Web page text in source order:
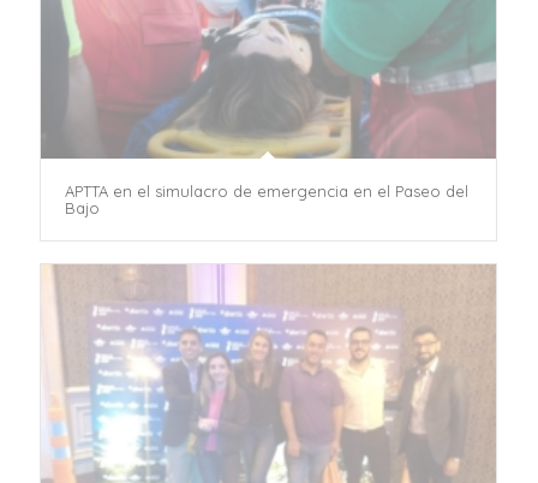
APTTA en el simulacro de emergencia en el Paseo del
Bajo